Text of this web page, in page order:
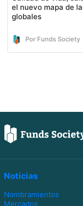
el nuevo mapa de
globales
Por Funds Society
Noticias
Nombramientos
Mercados